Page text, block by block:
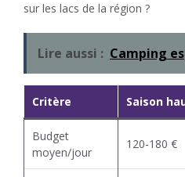
sur les lacs de la région ?
Lire aussi : Camping
Critère Saison
Budget
moyen/jour
120-180 €